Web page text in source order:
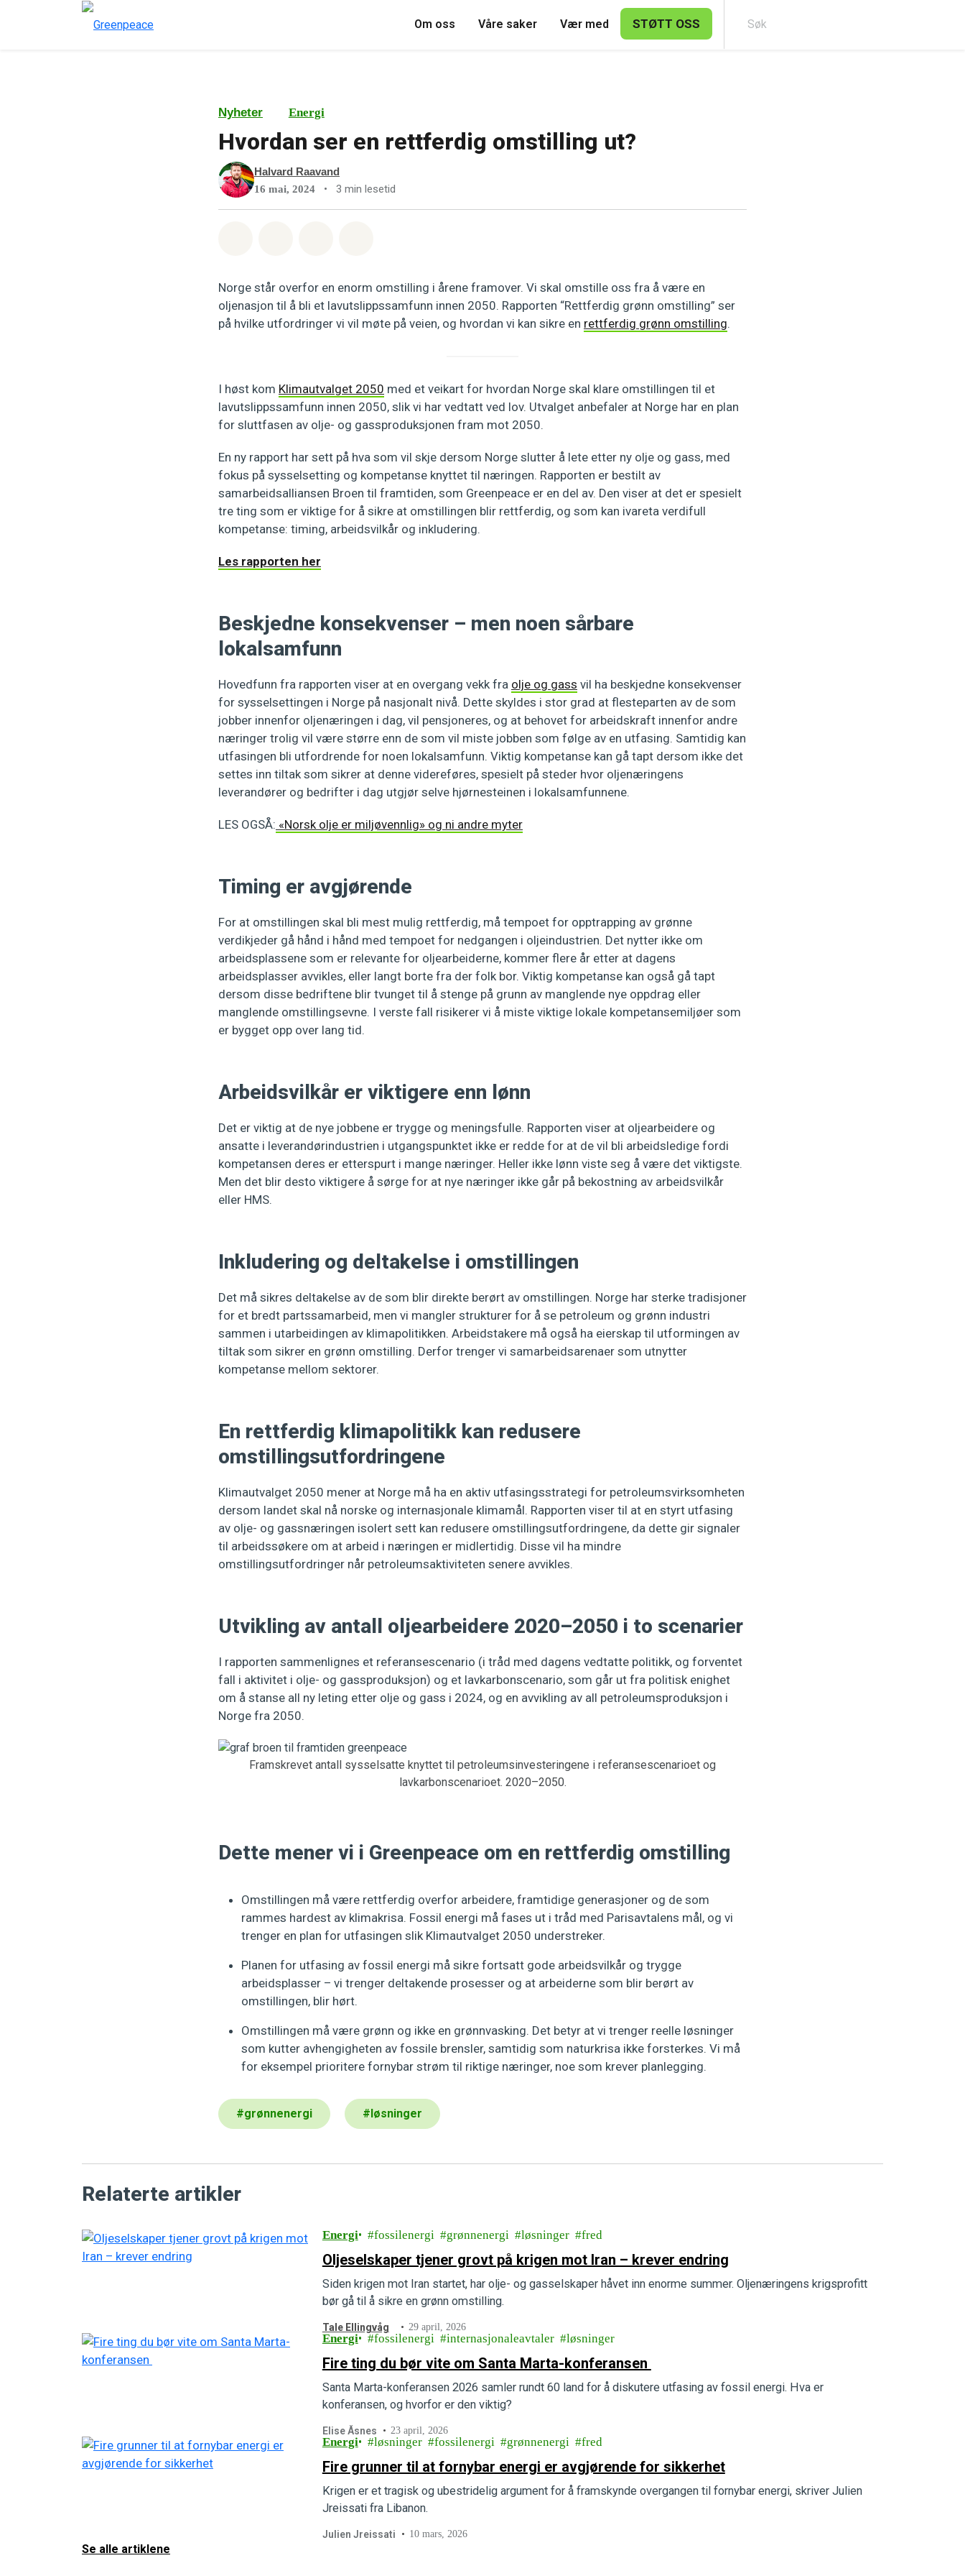
Om oss Våre saker Vær med STØTT OSS
Nyheter Energi
Hvordan ser en rettferdig omstilling ut?
Halvard Raavand
16 mai, 2024 • 3 min lesetid
Norge står overfor en enorm omstilling i årene framover. Vi skal omstille oss fra å være en
oljenasjon til å bli et lavutslippssamfunn innen 2050. Rapporten “Rettferdig grønn omstilling” ser
på hvilke utfordringer vi vil møte på veien, og hvordan vi kan sikre en rettferdig grønn omstilling.
I høst kom Klimautvalget 2050 med et veikart for hvordan Norge skal klare omstillingen til et
lavutslippssamfunn innen 2050, slik vi har vedtatt ved lov. Utvalget anbefaler at Norge har en plan
for sluttfasen av olje- og gassproduksjonen fram mot 2050.
En ny rapport har sett på hva som vil skje dersom Norge slutter å lete etter ny olje og gass, med
fokus på sysselsetting og kompetanse knyttet til næringen. Rapporten er bestilt av
samarbeidsalliansen Broen til framtiden, som Greenpeace er en del av. Den viser at det er spesielt
tre ting som er viktige for å sikre at omstillingen blir rettferdig, og som kan ivareta verdifull
kompetanse: timing, arbeidsvilkår og inkludering.
Les rapporten her
Beskjedne konsekvenser – men noen sårbare
lokalsamfunn
Hovedfunn fra rapporten viser at en overgang vekk fra olje og gass vil ha beskjedne konsekvenser
for sysselsettingen i Norge på nasjonalt nivå. Dette skyldes i stor grad at flesteparten av de som
jobber innenfor oljenæringen i dag, vil pensjoneres, og at behovet for arbeidskraft innenfor andre
næringer trolig vil være større enn de som vil miste jobben som følge av en utfasing. Samtidig kan
utfasingen bli utfordrende for noen lokalsamfunn. Viktig kompetanse kan gå tapt dersom ikke det
settes inn tiltak som sikrer at denne videreføres, spesielt på steder hvor oljenæringens
leverandører og bedrifter i dag utgjør selve hjørnesteinen i lokalsamfunnene.
LES OGSÅ: «Norsk olje er miljøvennlig» og ni andre myter
Timing er avgjørende
For at omstillingen skal bli mest mulig rettferdig, må tempoet for opptrapping av grønne
verdikjeder gå hånd i hånd med tempoet for nedgangen i oljeindustrien. Det nytter ikke om
arbeidsplassene som er relevante for oljearbeiderne, kommer flere år etter at dagens
arbeidsplasser avvikles, eller langt borte fra der folk bor. Viktig kompetanse kan også gå tapt
dersom disse bedriftene blir tvunget til å stenge på grunn av manglende nye oppdrag eller
manglende omstillingsevne. I verste fall risikerer vi å miste viktige lokale kompetansemiljøer som
er bygget opp over lang tid.
Arbeidsvilkår er viktigere enn lønn
Det er viktig at de nye jobbene er trygge og meningsfulle. Rapporten viser at oljearbeidere og
ansatte i leverandørindustrien i utgangspunktet ikke er redde for at de vil bli arbeidsledige fordi
kompetansen deres er etterspurt i mange næringer. Heller ikke lønn viste seg å være det viktigste.
Men det blir desto viktigere å sørge for at nye næringer ikke går på bekostning av arbeidsvilkår
eller HMS.
Inkludering og deltakelse i omstillingen
Det må sikres deltakelse av de som blir direkte berørt av omstillingen. Norge har sterke tradisjoner
for et bredt partssamarbeid, men vi mangler strukturer for å se petroleum og grønn industri
sammen i utarbeidingen av klimapolitikken. Arbeidstakere må også ha eierskap til utformingen av
tiltak som sikrer en grønn omstilling. Derfor trenger vi samarbeidsarenaer som utnytter
kompetanse mellom sektorer.
En rettferdig klimapolitikk kan redusere
omstillingsutfordringene
Klimautvalget 2050 mener at Norge må ha en aktiv utfasingsstrategi for petroleumsvirksomheten
dersom landet skal nå norske og internasjonale klimamål. Rapporten viser til at en styrt utfasing
av olje- og gassnæringen isolert sett kan redusere omstillingsutfordringene, da dette gir signaler
til arbeidssøkere om at arbeid i næringen er midlertidig. Disse vil ha mindre
omstillingsutfordringer når petroleumsaktiviteten senere avvikles.
Utvikling av antall oljearbeidere 2020–2050 i to scenarier
I rapporten sammenlignes et referansescenario (i tråd med dagens vedtatte politikk, og forventet
fall i aktivitet i olje- og gassproduksjon) og et lavkarbonscenario, som går ut fra politisk enighet
om å stanse all ny leting etter olje og gass i 2024, og en avvikling av all petroleumsproduksjon i
Norge fra 2050.
Framskrevet antall sysselsatte knyttet til petroleumsinvesteringene i referansescenarioet og
lavkarbonscenarioet. 2020–2050.
Dette mener vi i Greenpeace om en rettferdig omstilling
Omstillingen må være rettferdig overfor arbeidere, framtidige generasjoner og de som
rammes hardest av klimakrisa. Fossil energi må fases ut i tråd med Parisavtalens mål, og vi
trenger en plan for utfasingen slik Klimautvalget 2050 understreker.
Planen for utfasing av fossil energi må sikre fortsatt gode arbeidsvilkår og trygge
arbeidsplasser – vi trenger deltakende prosesser og at arbeiderne som blir berørt av
omstillingen, blir hørt.
Omstillingen må være grønn og ikke en grønnvasking. Det betyr at vi trenger reelle løsninger
som kutter avhengigheten av fossile brensler, samtidig som naturkrisa ikke forsterkes. Vi må
for eksempel prioritere fornybar strøm til riktige næringer, noe som krever planlegging.
#grønnenergi #løsninger
Relaterte artikler
Energi fossilenergi grønnenergi løsninger fred
Oljeselskaper tjener grovt på krigen mot Iran – krever endring
Siden krigen mot Iran startet, har olje- og gasselskaper håvet inn enorme summer. Oljenæringens krigsprofitt
bør gå til å sikre en grønn omstilling.
Tale Ellingvåg 29 april, 2026
Energi fossilenergi internasjonaleavtaler løsninger
Fire ting du bør vite om Santa Marta-konferansen
Santa Marta-konferansen 2026 samler rundt 60 land for å diskutere utfasing av fossil energi. Hva er
konferansen, og hvorfor er den viktig?
Elise Åsnes 23 april, 2026
Energi løsninger fossilenergi grønnenergi fred
Fire grunner til at fornybar energi er avgjørende for sikkerhet
Krigen er et tragisk og ubestridelig argument for å framskynde overgangen til fornybar energi, skriver Julien
Jreissati fra Libanon.
Julien Jreissati 10 mars, 2026
Se alle artiklene